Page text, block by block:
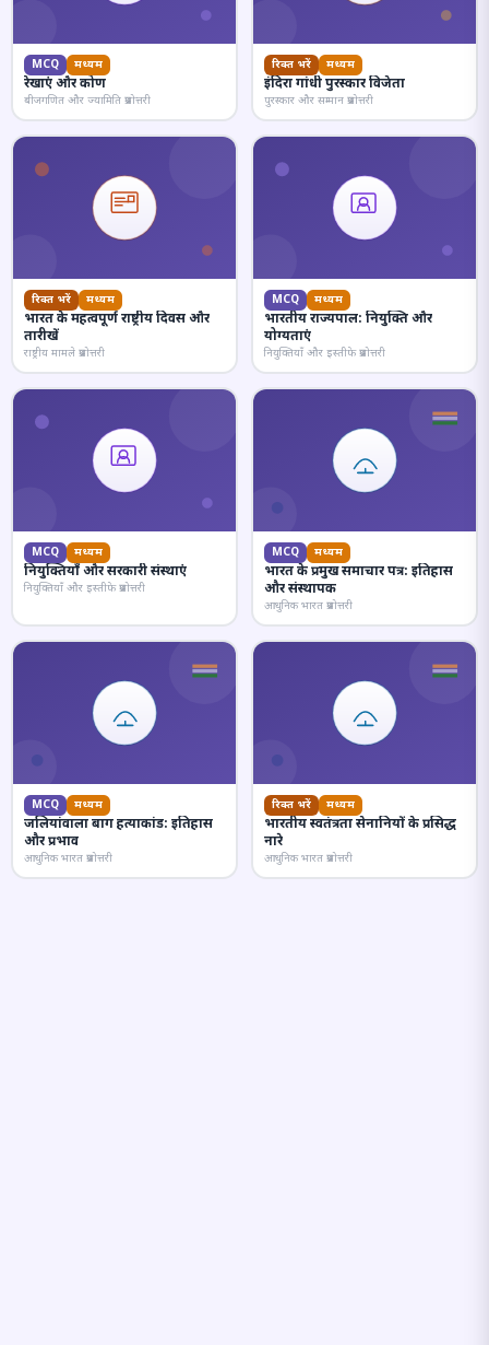
MCQ मध्यम
रेखाएं और कोण
बीजगणित और ज्यामिति प्रश्नोत्तरी
रिक्त भरें मध्यम
इंदिरा गांधी पुरस्कार विजेता
पुरस्कार और सम्मान प्रश्नोत्तरी
रिक्त भरें मध्यम
भारत के महत्वपूर्ण राष्ट्रीय दिवस और
तारीखें
राष्ट्रीय मामले प्रश्नोत्तरी
MCQ मध्यम
भारतीय राज्यपाल: नियुक्ति और
योग्यताएं
नियुक्तियाँ और इस्तीफे प्रश्नोत्तरी
MCQ मध्यम
नियुक्तियाँ और सरकारी संस्थाएं
नियुक्तियाँ और इस्तीफे प्रश्नोत्तरी
MCQ मध्यम
भारत के प्रमुख समाचार पत्र: इतिहास
और संस्थापक
आधुनिक भारत प्रश्नोत्तरी
MCQ मध्यम
जलियांवाला बाग हत्याकांड: इतिहास
और प्रभाव
आधुनिक भारत प्रश्नोत्तरी
रिक्त भरें मध्यम
भारतीय स्वतंत्रता सेनानियों के प्रसिद्ध
नारे
आधुनिक भारत प्रश्नोत्तरी